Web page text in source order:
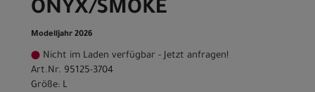
ONYX/SMOKE
Modelljahr 2026
Nicht im Laden verfügbar - Jetzt anfragen!
Art.Nr. 95125-3704
Größe: L